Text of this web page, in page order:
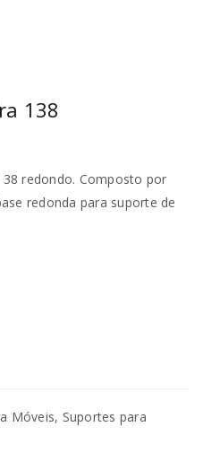
138
redondo. Composto por
redonda para suporte de
Móveis, Suportes para